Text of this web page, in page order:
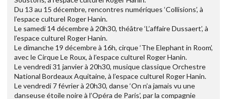
Du 13 au 15 décembre, rencontres numériques ‘Collisions’, à
l’espace culturel Roger Hanin.
Le samedi 14 décembre à 20h30, théâtre ‘L’affaire Dussaert’, à
l’espace culturel Roger Hanin.
Le dimanche 19 décembre à 16h, cirque ‘The Elephant in Room’,
avec le Cirque Le Roux, à l’espace culturel Roger Hanin.
Le vendredi 31 janvier à 20h30, musique classique Orchestre
National Bordeaux Aquitaine, à l’espace culturel Roger Hanin.
Le vendredi 7 février à 20h30, danse ‘On n’a jamais vu une
danseuse étoile noire à l’Opéra de Paris’, par la compagnie